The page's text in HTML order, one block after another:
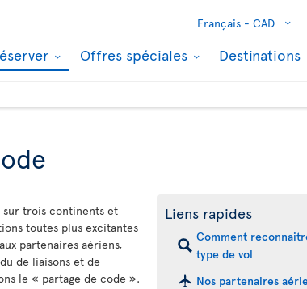
Français - CAD
Offres spéciales Destinations
sur trois continents et
toutes plus excitantes
partenaires aériens,
de liaisons et de
le « partage de code ».
Liens rapides
Comment
type de vol
Nos partenaires